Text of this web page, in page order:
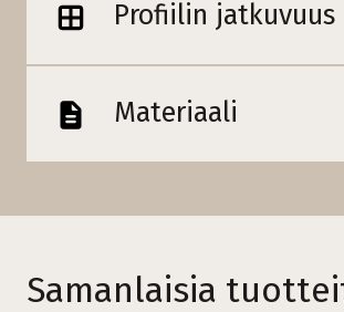
Profiilin jatkuvuus
Materiaali
Samanlaisia